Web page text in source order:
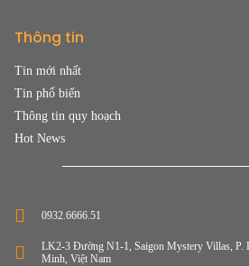
Thông tin
Tin mới nhất
Tin phổ biến
Thông tin quy hoạch
Hot News
0932.6666.51
LK2-3 Đường N1-1, Saigon Mystery Villas, P.
Minh, Việt Nam